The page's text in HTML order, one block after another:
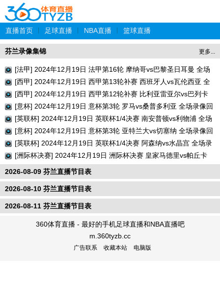
直播首页 足球直播 NBA直播 篮球直播
更多...
芬兰录像集锦
[法甲] 2024年12月19日 法甲第16轮 摩纳哥vs巴黎圣日耳曼 全场
录像回放
[西甲] 2024年12月19日 西甲第13轮补赛 西班牙人vs瓦伦西亚 全
场录像回放
[西甲] 2024年12月19日 西甲第12轮补赛 比利亚雷亚尔vs巴列卡
诺 全场录像回放
[意杯] 2024年12月19日 意杯第3轮 罗马vs桑普多利亚 全场录像回
放
[英联杯] 2024年12月19日 英联杯1/4决赛 南安普顿vs利物浦 全场
录像回放
[意杯] 2024年12月19日 意杯第3轮 亚特兰大vs切塞纳 全场录像回
放
[英联杯] 2024年12月19日 英联杯1/4决赛 阿森纳vs水晶宫 全场录
像回放
[洲际杯决赛] 2024年12月19日 洲际杯决赛 皇家马德里vs帕丘卡
全场录像回放
2026-08-09 芬兰直播节目表
2026-08-10 芬兰直播节目表
2026-08-11 芬兰直播节目表
360体育直播 - 最好的手机足球直播和NBA直播吧
m.360tyzb.cc
广告联系 收藏本站 电脑版